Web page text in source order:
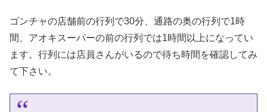
ゴンチャの店舗前の行列で30分、通路の奥の行列で1時
間、アオキスーパーの前の行列では1時間以上になってい
ます。行列には店員さんがいるので待ち時間を確認してみ
て下さい。